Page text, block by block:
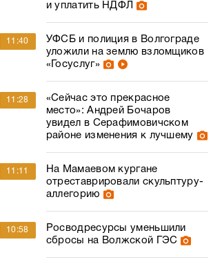
и уплатить НДФЛ
11:40
УФСБ и полиция в Волгограде
уложили на землю взломщиков
«Госуслуг»
11:28
«Сейчас это прекрасное
место»: Андрей Бочаров
увидел в Серафимовичском
районе изменения к лучшему
11:11
На Мамаевом кургане
отреставрировали скульптуру-
аллегорию
10:58
Росводресурсы уменьшили
сбросы на Волжской ГЭС